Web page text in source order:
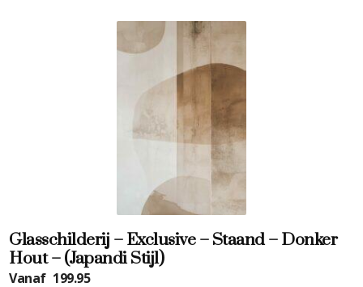
Glasschilderij – Exclusive – Staand – Donker
Hout – (Japandi Stijl)
Vanaf 199.95